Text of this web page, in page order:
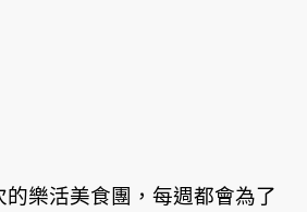
樂活美食團，每週都會為了